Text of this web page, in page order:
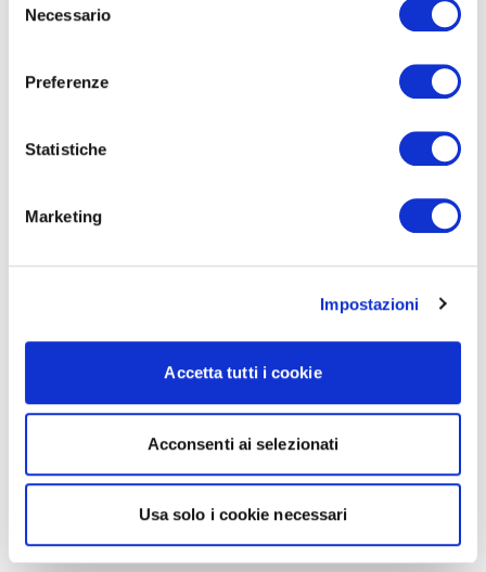
delNecessario
Preferenze
Statistiche
Marketing
Impostazioni
Accetta tutti i cookie
Acconsenti ai selezionati
Usa solo i cookie necessari